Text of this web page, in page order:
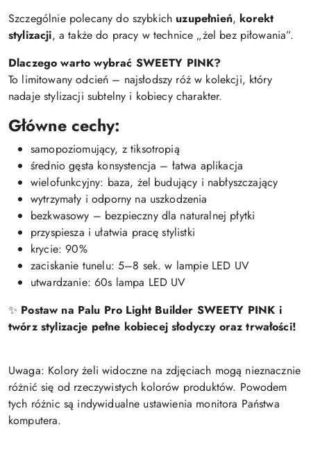
Szczególnie polecany do szybkich uzupełnień, korekt
stylizacji, a także do pracy w technice „żel bez piłowania”.
Dlaczego warto wybrać SWEETY PINK?
To limitowany odcień – najsłodszy róż w kolekcji, który
nadaje stylizacji subtelny i kobiecy charakter.
Główne cechy:
samopoziomujący, z tiksotropią
średnio gęsta konsystencja – łatwa aplikacja
wielofunkcyjny: baza, żel budujący i nabłyszczający
wytrzymały i odporny na uszkodzenia
bezkwasowy – bezpieczny dla naturalnej płytki
przyspiesza i ułatwia pracę stylistki
krycie: 90%
zaciskanie tunelu: 5–8 sek. w lampie LED UV
utwardzanie: 60s lampa LED UV
✨ Postaw na Palu Pro Light Builder SWEETY PINK i
twórz stylizacje pełne kobiecej słodyczy oraz trwałości!
Uwaga: Kolory żeli widoczne na zdjęciach mogą nieznacznie
różnić się od rzeczywistych kolorów produktów. Powodem
tych różnic są indywidualne ustawienia monitora Państwa
komputera.